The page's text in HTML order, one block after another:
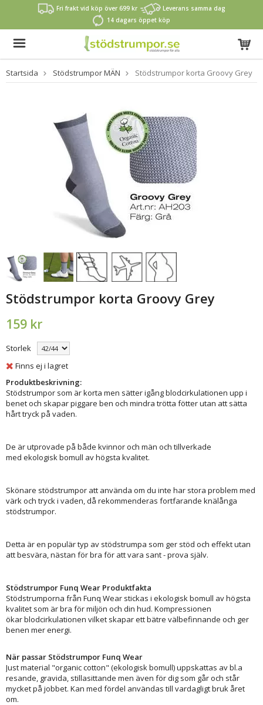
Fri frakt vid köp över 699 kr
Leverans samma dag
14 dagars öppet köp
Startsida Stödstrumpor MÄN Stödstrumpor korta Groovy Grey
Stödstrumpor korta Groovy Grey
159 kr
Storlek
Finns ej i lagret
Produktbeskrivning:
Stödstrumpor som är korta men sätter igång blodcirkulationen upp i
benet och skapar piggare ben och mindra trötta fötter utan att sätta
hårt tryck på vaden.
De är utprovade på både kvinnor och män och tillverkade
med ekologisk bomull av högsta kvalitet.
Skönare stödstrumpor att använda om du inte har stora problem med
värk och tryck i vaden, då rekommenderas fortfarande knälånga
stödstrumpor.
Detta är en populär typ av stödstrumpa som ger stöd och effekt utan
att besvära, nästan för bra för att vara sant - prova själv.
Stödstrumpor Funq Wear Produktfakta
Stödstrumporna från Funq Wear stickas i ekologisk bomull av högsta
kvalitet som är bra för miljön och din hud. Kompressionen
ökar blodcirkulationen vilket skapar ett bätre välbefinnande och ger
benen mer energi.
När passar Stödstrumpor Funq Wear
Just material "organic cotton" (ekologisk bomull) uppskattas av bl.a
resande, gravida, stillasittande men även för dig som går och står
mycket på jobbet. Kan med fördel användas till vardagligt bruk året
om.